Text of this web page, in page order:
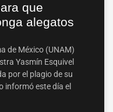
que
alegatos
de México (UNAM)
Yasmín Esquivel
por el plagio de su
informó este día el